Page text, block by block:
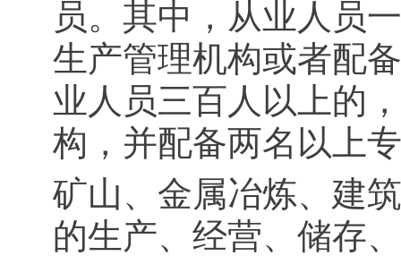
员。其中，从业人员
生产管理机构或者配
业人员三百人以上的
构，并配备两名以上
矿山、金属冶炼、建
的生产、经营、储存